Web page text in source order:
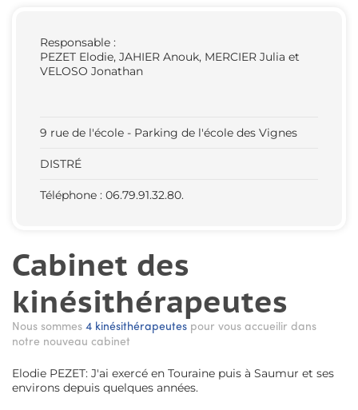
Responsable :
PEZET Elodie, JAHIER Anouk, MERCIER Julia et
VELOSO Jonathan
9 rue de l'école - Parking de l'école des Vignes
DISTRÉ
Téléphone : 06.79.91.32.80.
Cabinet des
kinésithérapeutes
Nous sommes 4 kinésithérapeutes pour vous accueilir dans
notre nouveau cabinet
Elodie PEZET: J'ai exercé en Touraine puis à Saumur et ses
environs depuis quelques années.